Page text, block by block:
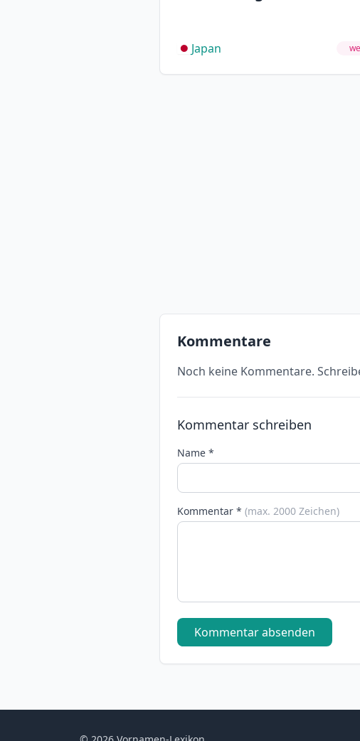
Japan
Kommentare
Noch keine Kommentare.
Kommentar schreiben
Name *
Kommentar * (max. 2000 Zeichen)
Kommentar absenden